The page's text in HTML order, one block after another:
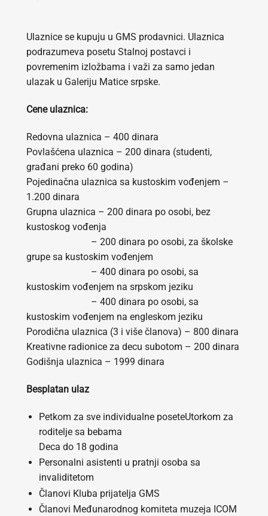
Ulaznice se kupuju u GMS prodavnici. Ulaznica
podrazumeva posetu Stalnoj postavci i
povremenim izložbama i važi za samo jedan
ulazak u Galeriju Matice srpske.
Cene ulaznica:
Redovna ulaznica – 400 dinara
Povlašćena ulaznica – 200 dinara (studenti,
građani preko 60 godina)
Pojedinačna ulaznica sa kustoskim vođenjem –
1.200 dinara
Grupna ulaznica – 200 dinara po osobi, bez
kustoskog vođenja
– 200 dinara po osobi, za školske
grupe sa kustoskim vođenjem
– 400 dinara po osobi, sa
kustoskim vođenjem na srpskom jeziku
– 400 dinara po osobi, sa
kustoskim vođenjem na engleskom jeziku
Porodična ulaznica (3 i više članova) – 800 dinara
Kreativne radionice za decu subotom – 200 dinara
Godišnja ulaznica – 1999 dinara
Besplatan ulaz
Petkom za sve individualne poseteUtorkom za
roditelje sa bebama
Deca do 18 godina
Personalni asistenti u pratnji osoba sa
invaliditetom
Članovi Kluba prijatelja GMS
Članovi Međunarodnog komiteta muzeja ICOM